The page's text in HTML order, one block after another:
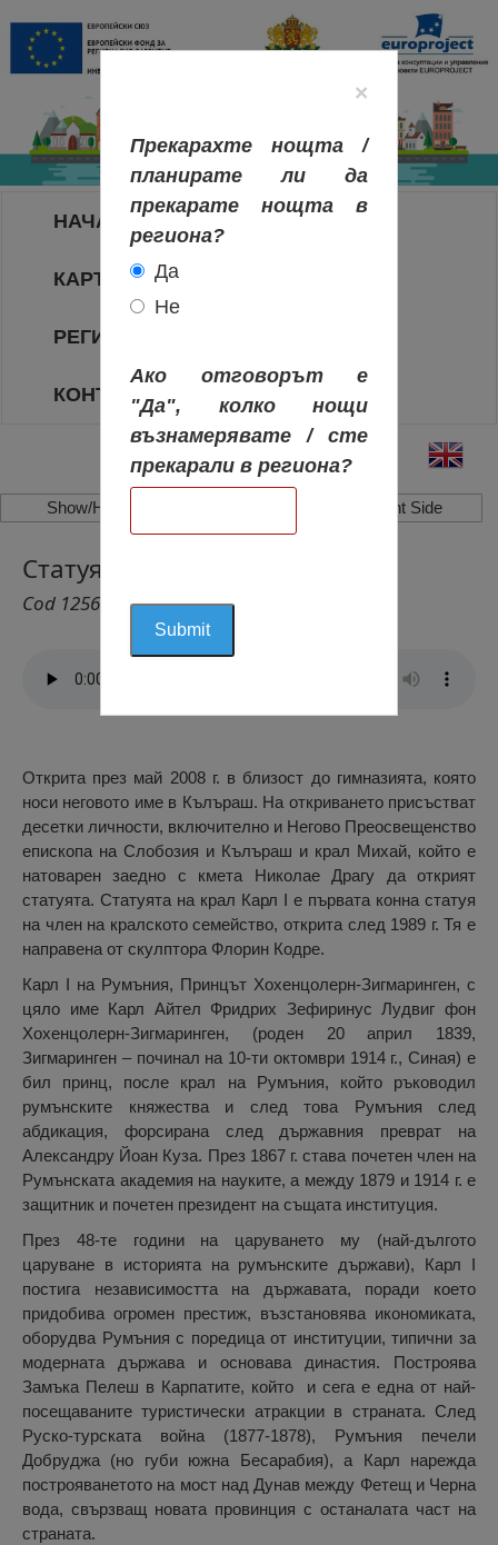
НАЧАЛО
КАРТА НА РЕГИОНИТЕ
РЕГИОНИ
КОНТАКТИ
Show/Hide Left Side Show/Hide Right Side
Статуята на Карл I, Кълъраш
Cod 1256
Открита през май 2008 г. в близост до гимназията, която
носи неговото име в Кълъраш. На откриването присъстват
десетки личности, включително и Негово Преосвещенство
епископа на Слобозия и Кълъраш и крал Михай, който е
натоварен заедно с кмета Николае Драгу да открият
статуята. Статуята на крал Карл I е първата конна статуя
на член на кралското семейство, открита след 1989 г. Тя е
направена от скулптора Флорин Кодре.
Карл I на Румъния, Принцът Хохенцолерн-Зигмаринген, с
цяло име Карл Айтел Фридрих Зефиринус Лудвиг фон
Хохенцолерн-Зигмаринген, (роден 20 април 1839,
Зигмаринген – починал на 10-ти октомври 1914 г., Синая) е
бил принц, после крал на Румъния, който ръководил
румънските княжества и след това Румъния след
абдикация, форсирана след държавния преврат на
Александру Йоан Куза. През 1867 г. става почетен член на
Румънската академия на науките, а между 1879 и 1914 г. е
защитник и почетен президент на същата институция.
През 48-те години на царуването му (най-дългото
царуване в историята на румънските държави), Карл I
постига независимостта на държавата, поради което
придобива огромен престиж, възстановява икономиката,
оборудва Румъния с поредица от институции, типични за
модерната държава и основава династия. Построява
Замъка Пелеш в Карпатите, който и сега е една от най-
посещаваните туристически атракции в страната. След
Руско-турската война (1877-1878), Румъния печели
Добруджа (но губи южна Бесарабия), а Карл нарежда
построяванетото на мост над Дунав между Фетещ и Черна
вода, свързващ новата провинция с останалата част на
страната.
×
Прекарахте нощта /
планирате ли да
прекарате нощта в
региона?
Да
Не
Ако отговорът е
"Да", колко нощи
възнамерявате / сте
прекарали в региона?